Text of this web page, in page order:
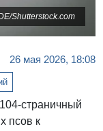
Shutterstock.com
26 мая 2026, 18:08
104-страничный
псов к